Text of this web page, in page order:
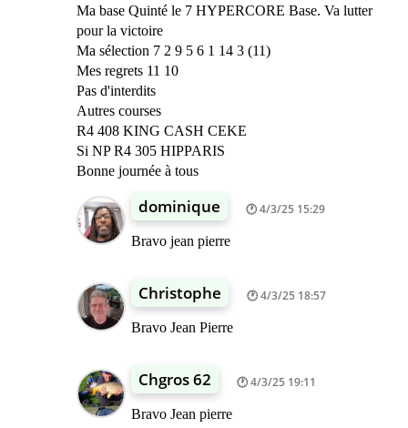
Ma base Quinté le 7 HYPERCORE Base. Va lutter
pour la victoire
Ma sélection 7 2 9 5 6 1 14 3 (11)
Mes regrets 11 10
Pas d'interdits
Autres courses
R4 408 KING CASH CEKE
Si NP R4 305 HIPPARIS
Bonne journée à tous
dominique 4/3/25 15:29
Bravo jean pierre
Christophe 4/3/25 18:57
Bravo Jean Pierre
Chgros 62 4/3/25 19:11
Bravo Jean pierre